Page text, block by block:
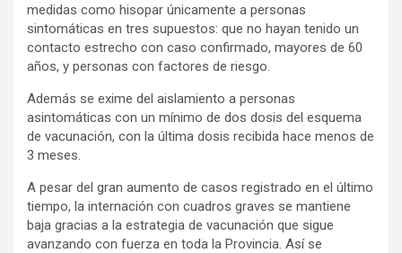
medidas como hisopar únicamente a personas
sintomáticas en tres supuestos: que no hayan tenido un
contacto estrecho con caso confirmado, mayores de 60
años, y personas con factores de riesgo.
Además se exime del aislamiento a personas
asintomáticas con un mínimo de dos dosis del esquema
de vacunación, con la última dosis recibida hace menos de
3 meses.
A pesar del gran aumento de casos registrado en el último
tiempo, la internación con cuadros graves se mantiene
baja gracias a la estrategia de vacunación que sigue
avanzando con fuerza en toda la Provincia. Así se